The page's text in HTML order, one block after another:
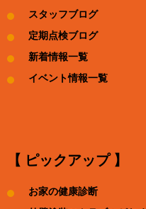
スタッフブログ
定期点検ブログ
新着情報一覧
イベント情報一覧
【 ピックアップ 】
お家の健康診断